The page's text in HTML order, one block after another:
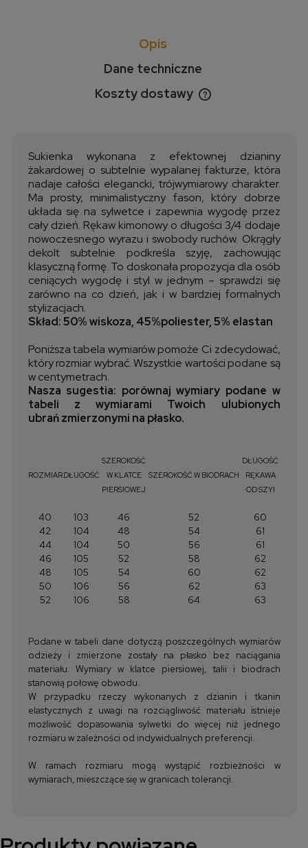
Opis
Dane techniczne
Koszty dostawy
Cena nie zawiera ewentualnych kosztów płatności
Sukienka wykonana z efektownej dzianiny
żakardowej o subtelnie wypalanej fakturze, która
nadaje całości elegancki, trójwymiarowy charakter.
Ma prosty, minimalistyczny fason, który dobrze
układa się na sylwetce i zapewnia wygodę przez
cały dzień. Rękaw kimonowy o długości 3/4 dodaje
nowoczesnego wyrazu i swobody ruchów. Okrągły
dekolt subtelnie podkreśla szyję, zachowując
klasyczną formę. To doskonała propozycja dla osób
ceniących wygodę i styl w jednym – sprawdzi się
zarówno na co dzień, jak i w bardziej formalnych
stylizacjach.
Skład: 50% wiskoza, 45%poliester, 5% elastan
Poniższa tabela wymiarów pomoże Ci zdecydować,
który rozmiar wybrać. Wszystkie wartości podane są
w centymetrach.
Nasza sugestia: porównaj wymiary podane w
tabeli z wymiarami Twoich ulubionych
ubrań zmierzonymi na płasko.
ROZMIARDŁUGOŚĆ
SZEROKOŚĆ
W KLATCE
PIERSIOWEJ
SZEROKOŚĆ W BIODRACH
DŁUGOŚĆ
RĘKAWA
OD SZYI
40 103 46 52
60
42
104 48 54
61
44
104 50 56
61
46
105 52 58
62
48
105 54 60
62
50
106 56 62
63
52
106 58 64 63
Podane w tabeli dane dotyczą poszczególnych wymiarów
odzieży i zmierzone zostały na płasko bez naciągania
materiału. Wymiary w klatce piersiowej, talii i biodrach
stanowią połowę obwodu.
W przypadku rzeczy wykonanych z dzianin i tkanin
elastycznych z uwagi na rozciągliwość materiału istnieje
możliwość dopasowania sylwetki do więcej niż jednego
rozmiaru w zależności od indywidualnych preferencji.
W ramach rozmiaru mogą wystąpić rozbieżności w
wymiarach, mieszczące się w granicach tolerancji.